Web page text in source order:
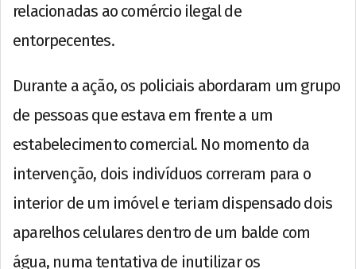
relacionadas ao comércio ilegal de
entorpecentes.
Durante a ação, os policiais abordaram um grupo
de pessoas que estava em frente a um
estabelecimento comercial. No momento da
intervenção, dois indivíduos correram para o
interior de um imóvel e teriam dispensado dois
aparelhos celulares dentro de um balde com
água, numa tentativa de inutilizar os